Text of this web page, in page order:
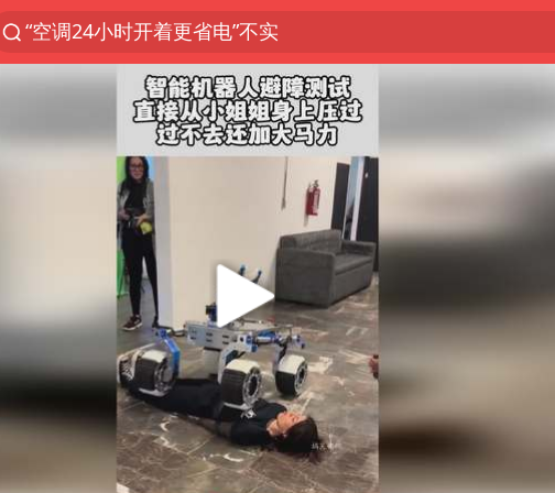
1岁宝宝碰坏纸巾盒 宝妈被索赔924元
台风白海豚环流面积近似13个浙江
Meta被判支付5.67亿美元
台风白海豚逼近 暴雨大暴雨来袭
发行市值610亿 谁是宇树科技背后赢家
公司“上四休三”但要降薪1000元
47岁妈妈突然产女 26岁女儿：很震惊
OpenAI为免费用户升级GPT-5.6 Luna
美媒称美国想用战术核武器对抗中俄
中国稀土盘中涨停
日本广岛民众举行游行反对政府行径